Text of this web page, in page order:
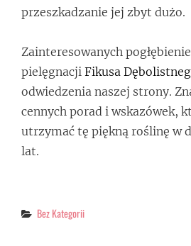
przeszkadzanie jej zbyt dużo.
Zainteresowanych
pielęgnacji Fikusa
odwiedzenia naszej strony.
cennych porad i wskazówek,
utrzymać tę piękną roślinę w
lat.
Categories
Bez Kategorii